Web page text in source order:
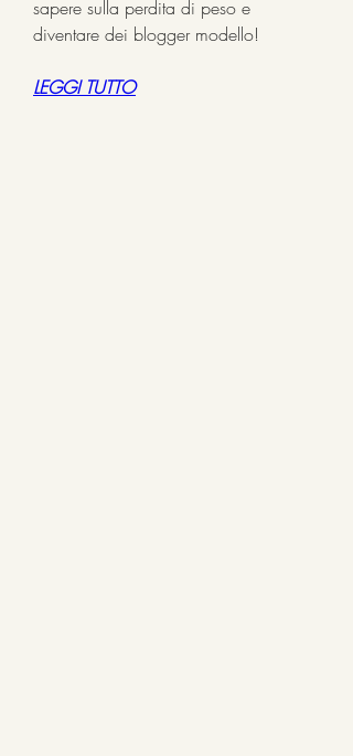
sapere sulla perdita di peso e
diventare dei blogger modello!
LEGGI TUTTO